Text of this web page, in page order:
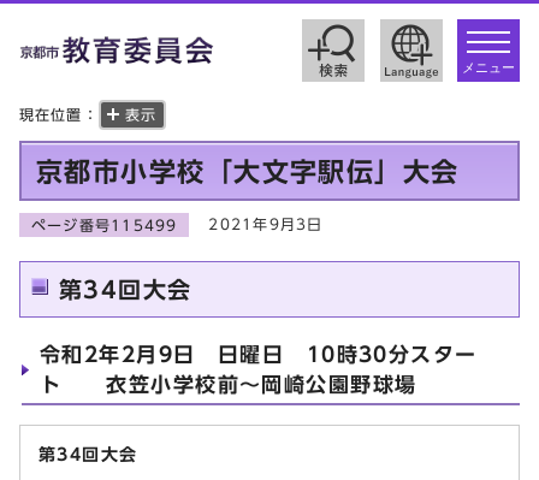
toggle
メニュー
現在位置： 表示
京都市小学校「大文字駅伝」大会
ページ番号115499 2021年9月3日
第34回大会
令和2年2月9日 日曜日 10時30分スター
ト 衣笠小学校前～岡崎公園野球場
第34回大会